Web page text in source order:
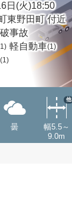
日(火)18:50
東野田町 付近
事故
軽自動車(1)
(1)
曇
幅5.5～
9.0m
他